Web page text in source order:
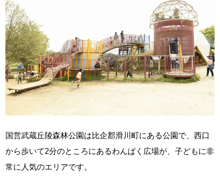
国営武蔵丘陵森林公園は比企郡滑川町にある公園で、西口
から歩いて2分のところにあるわんぱく広場が、子どもに非
常に人気のエリアです。